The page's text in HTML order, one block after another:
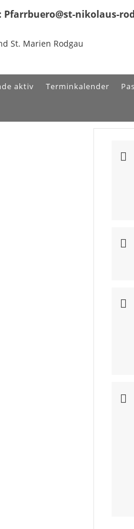
Pfarrbuero@st-nikolaus-
aktiv Terminkalender